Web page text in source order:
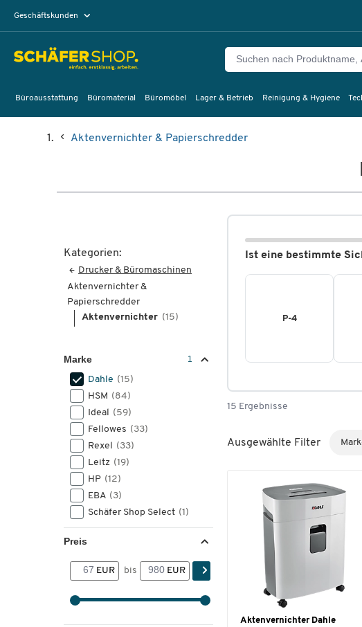
Geschäftskunden
Büroausstattung Büromaterial Büromöbel Lager & Betrieb Reinigung & Hygiene
Aktenvernichter & Papierschredder
Kategorien:
Drucker & Büromaschinen
Aktenvernichter &
Papierschredder
Aktenvernichter (15)
Marke
Dahle (15)
HSM (84)
Ideal (59)
Fellowes (33)
Rexel (33)
Leitz (19)
HP (12)
EBA (3)
Schäfer Shop Select (1)
Preis
EUR bis EUR
Ist eine bestimmte
P-4
15 Ergebnisse
Ausgewählte Filter
Aktenvernichter Dahle